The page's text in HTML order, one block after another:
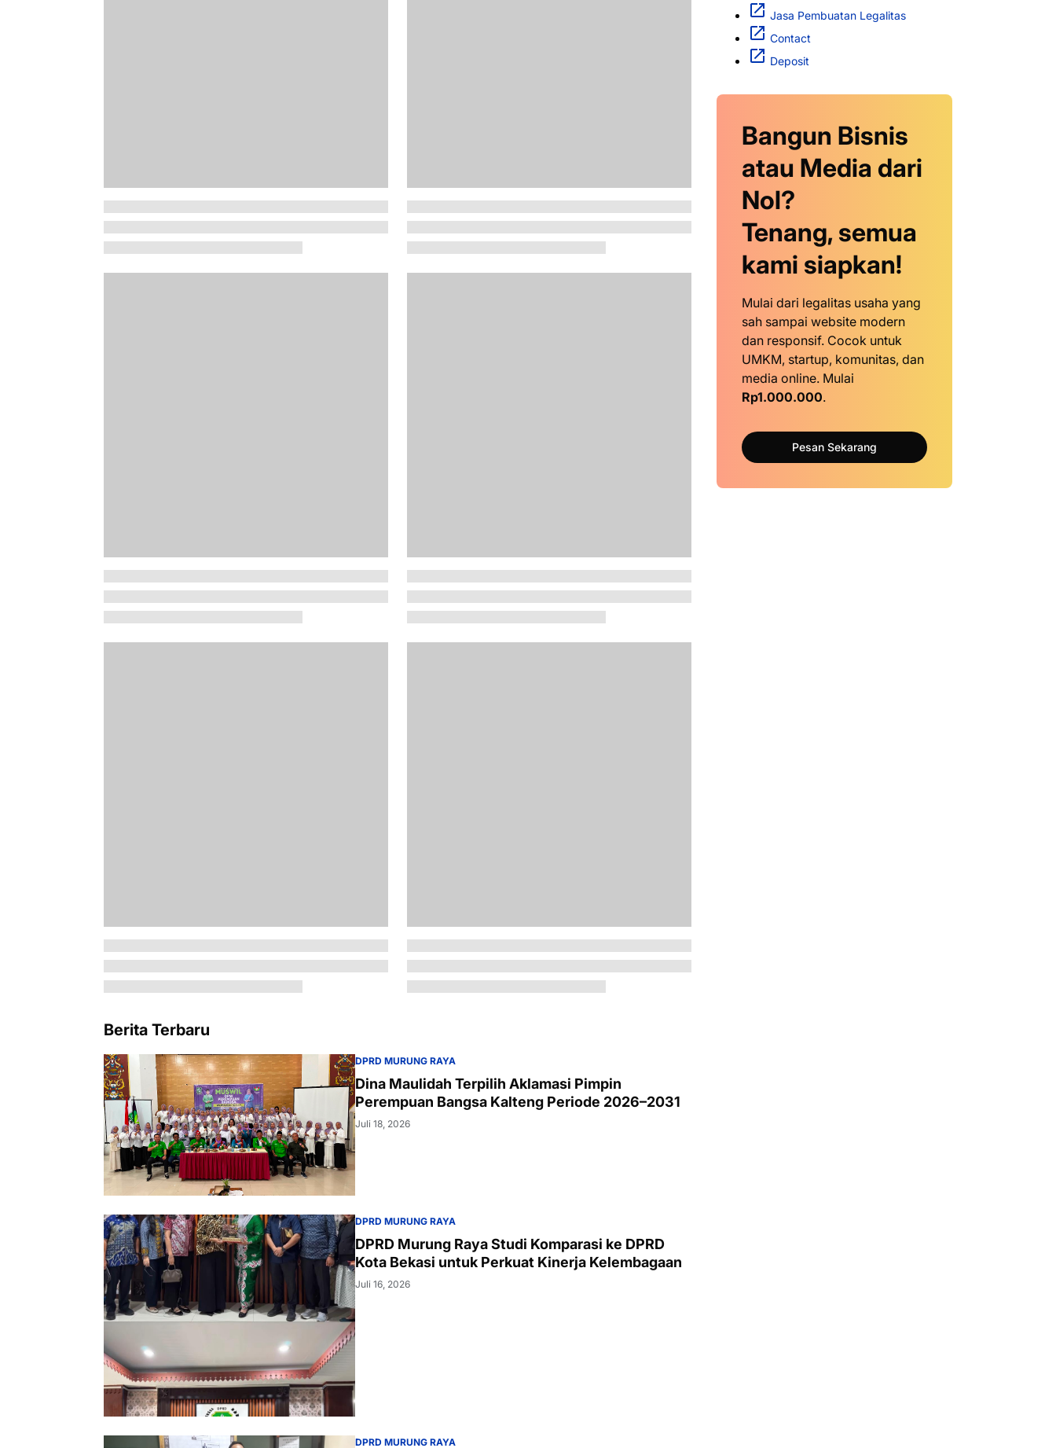
Berita Terbaru
DPRD MURUNG RAYA
Dina Maulidah Terpilih Aklamasi Pimpin
Perempuan Bangsa Kalteng Periode 2026–2031
Juli 18, 2026
DPRD MURUNG RAYA
DPRD Murung Raya Studi Komparasi ke DPRD
Kota Bekasi untuk Perkuat Kinerja Kelembagaan
Juli 16, 2026
DPRD MURUNG RAYA
Jasa Pembuatan Legalitas
Contact
Deposit
Bangun Bisnis
atau Media dari
Nol?
Tenang, semua
kami siapkan!
Mulai dari legalitas usaha yang
sah sampai website modern
dan responsif. Cocok untuk
UMKM, startup, komunitas, dan
media online. Mulai
Rp1.000.000.
Pesan Sekarang